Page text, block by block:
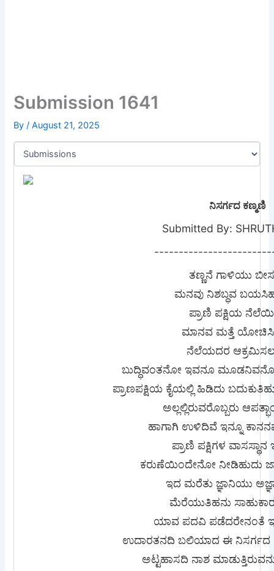
Submission 1641
By/August 21, 2025
ನಿಸರ್ಗದ ಕಣ್ಮಣಿ
Submitted By:
ತಣ್ಣನೆ ಗಾಳಿಯು
ಮನವು ನಿಶಬ್ಧವ
ಪ್ರಾಣಿ ಪಕ್ಷಿಯ
ಮಾನವ ಮತ್ತೆ
ನೆಲೆಯದರ
ಬುದ್ಧಿವಂತನೋ ಇವನೂ
ಪ್ರಾಣಪಕ್ಷಿಯ ಕೈಯಲ್ಲಿ ಹಿಡಿದು
ಅಲ್ಲಲ್ಲಿರುವರೊಬ್ಬರು
ಹಾಗಾಗಿ ಉಳಿದಿವೆ ಇನ್ನೂ
ಪ್ರಾಣಿ ಪಕ್ಷಿಗಳ
ಕರುಣೆಯಿಂದೇನೋ ನೀಡಿಹುದು
ಇದ ಮರೆತು ಜ್ಞಾನಿಯು
ಮೆರೆಯುತಿಹನು
ಯಾವ ಪದವಿ ಪಡೆದರೇನಂತೆ
ಉದಾರತನದಿ ಬಲಿಯಾದ ಈ ನಿಸರ್ಗದ
ಅಟ್ಟಹಾಸದಿ ನಾಶ